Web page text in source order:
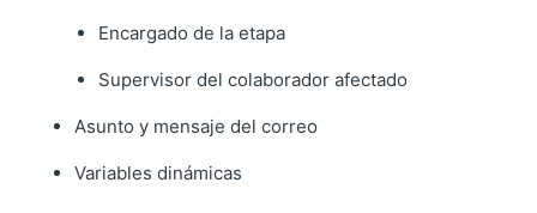
Encargado de la etapa
Supervisor del colaborador afectado
Asunto y mensaje del correo
Variables dinámicas